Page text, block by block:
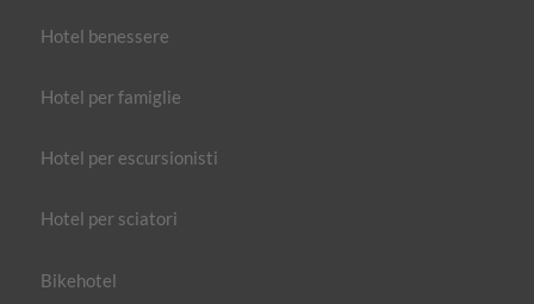
Hotel benessere
Hotel per famiglie
Hotel per escursionisti
Hotel per sciatori
Bikehotel